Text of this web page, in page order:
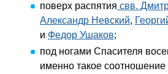
поверх распятия свв.
Александр Невский,
и Федор Ушаков;
под ногами Спасителя
именно такое